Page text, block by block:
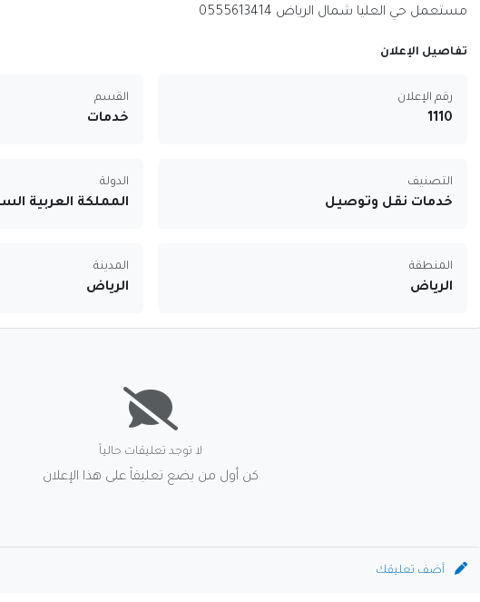
مستعمل حي العليا شمال الرياض 0555613414
تفاصيل الإعلان
رقم الإعلان
1110
القسم
خدمات
التصنيف
خدمات نقل وتوصيل
الدولة
المملكة العربية
المنطقة
الرياض
المدينة
الرياض
لا توجد تعليقات حالياً
كن أول من يضع تعليقاً على هذا الإعلان
أضف تعليقك